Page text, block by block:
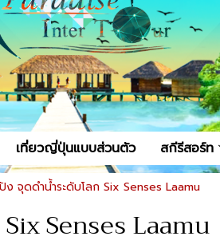
เที่ยวญี่ปุ่นแบบส่วนตัว สกีรีสอร์ท
จุดดำน้ำระดับโลก Six Senses Laamu
Senses Laamu